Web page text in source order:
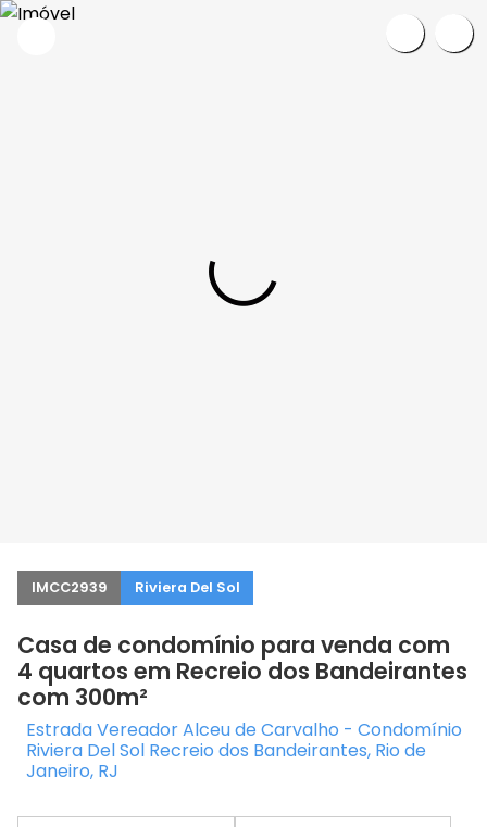
IMCC2939 Riviera Del Sol
Casa de condomínio para venda com
4 quartos em Recreio dos Bandeirantes
com 300m²
Estrada Vereador Alceu de Carvalho - Condomínio
Riviera Del Sol Recreio dos Bandeirantes, Rio de
Janeiro, RJ